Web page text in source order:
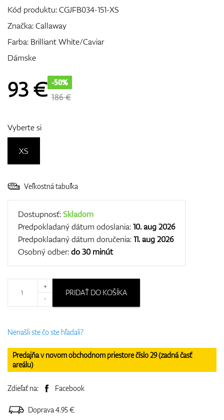
Kód produktu:CGJFB034-151-XS
Značka:Callaway
Farba: Brilliant White/Caviar
Dámske
93€ -50%
186 €
Vyberte si
XS
Veľkostná tabuľka
Dostupnosť:Skladom
Predpokladaný dátum odoslania:10. aug 2026
Predpokladaný dátum doručenia:11. aug 2026
Osobný odber:do 30 minút
+
-
PRIDAŤ DO KOŠÍKA
Nenašli ste čo ste hľadali?
Predajňa v novom obchodnom priestore číslo 29 (zadná časť
areálu)
Zdieľať na: Facebook
Doprava 4.95 €